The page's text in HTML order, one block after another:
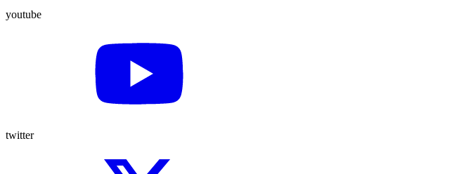
youtube
twitter